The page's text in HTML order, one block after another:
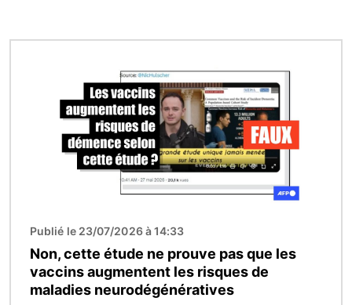
Publié le 23/07/2026 à 14:33
Non, cette étude ne prouve pas que les
vaccins augmentent les risques de
maladies neurodégénératives